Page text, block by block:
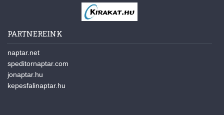
PARTNEREINK
naptar.net
speditornaptar.com
jonaptar.hu
kepesfalinaptar.hu